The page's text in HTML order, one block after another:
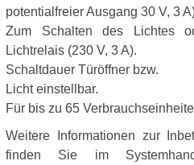
potentialfreier Ausgang 30 V, 3
Zum Schalten des Lichtes
Lichtrelais (230 V, 3 A).
Schaltdauer Türöffner bzw.
Licht einstellbar.
Für bis zu 65
Weitere Informationen zur
finden Sie im